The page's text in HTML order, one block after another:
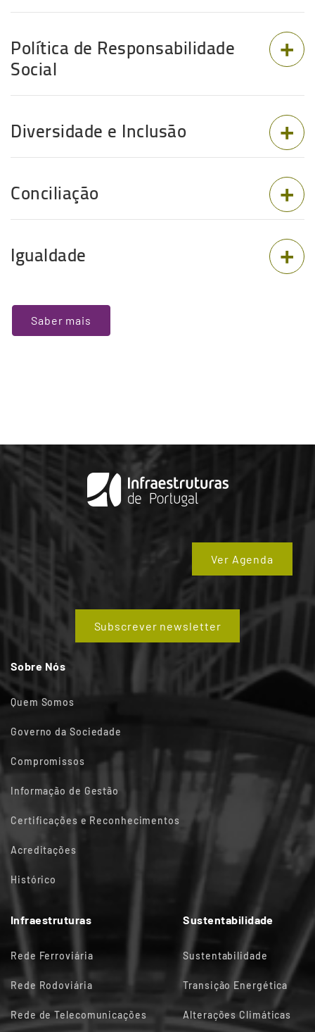
Política de Responsabilidade
Social
Diversidade e Inclusão
Conciliação
Igualdade
Terceiro
Conteudo
Saber mais
Ver Agenda
Subscrever newsletter
Sobre Nós
Quem Somos
Governo da Sociedade
Compromissos
Informação de Gestão
Certificações e Reconhecimentos
Acreditações
Histórico
Infraestruturas
Rede Ferroviária
Rede Rodoviária
Rede de Telecomunicações
Sustentabilidade
Sustentabilidade
Transição Energética
Alterações Climáticas